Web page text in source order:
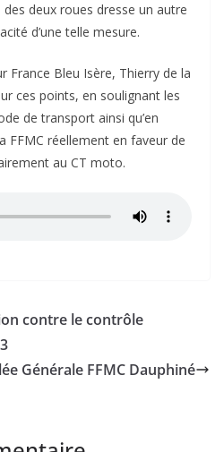
des deux roues dresse un autre
d’une telle mesure.
France Bleu Isère, Thierry de la
ces points, en soulignant les
de transport ainsi qu’en
FFMC réellement en faveur de
au CT moto.
contre le contrôle
Générale FFMC Dauphiné